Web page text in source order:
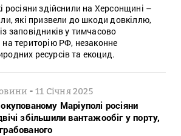
росіяни здійснили на Херсонщині –
які призвели до шкоди довкіллю,
заповідників у тимчасово
територію РФ, незаконне
ресурсів та екоцид.
-11 Січня 2025
Маріуполі росіяни
збільшили вантажообіг у порту,